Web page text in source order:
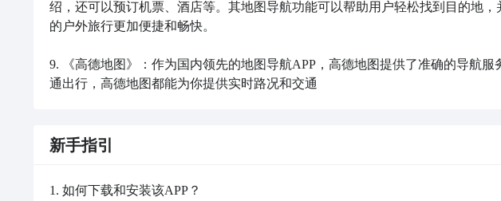
绍，还可以预订机票、酒店等。其地图导航功能可以帮助用户轻松找到目的地
的户外旅行更加便捷和畅快。
9. 《高德地图》：作为国内领先的地图导航APP，高德地图提供了准确的导航
通出行，高德地图都能为你提供实时路况和交通
新手指引
1. 如何下载和安装该APP？